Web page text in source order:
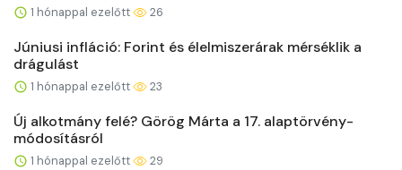
1 hónappal ezelőtt 26
Júniusi infláció: Forint és élelmiszerárak mérséklik a
drágulást
1 hónappal ezelőtt 23
Új alkotmány felé? Görög Márta a 17. alaptörvény-
módosításról
1 hónappal ezelőtt 29